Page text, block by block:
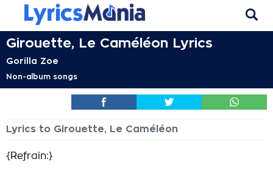
Girouette, Le Caméléon Lyrics
Gorilla Zoe
Non-album songs
Lyrics to Girouette, Le Caméléon
{Refrain:}